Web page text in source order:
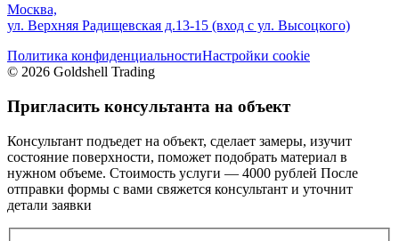
Москва,
ул. Верхняя Радищевская д.13-15 (вход с ул. Высоцкого)
Политика конфиденциальностиНастройки cookie
© 2026 Goldshell Trading
Пригласить консультанта на объект
Консультант подъедет на объект, сделает замеры, изучит
состояние поверхности, поможет подобрать материал в
нужном объеме. Стоимость услуги — 4000 рублей После
отправки формы с вами свяжется консультант и уточнит
детали заявки